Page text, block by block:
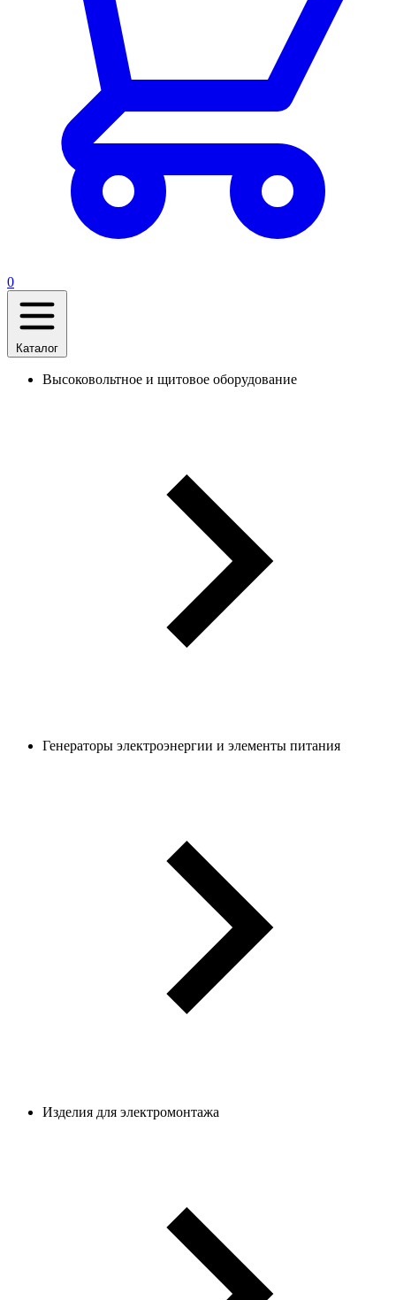
0
Каталог
Высоковольтное и щитовое оборудование
Генераторы электроэнергии и элементы питания
Изделия для электромонтажа